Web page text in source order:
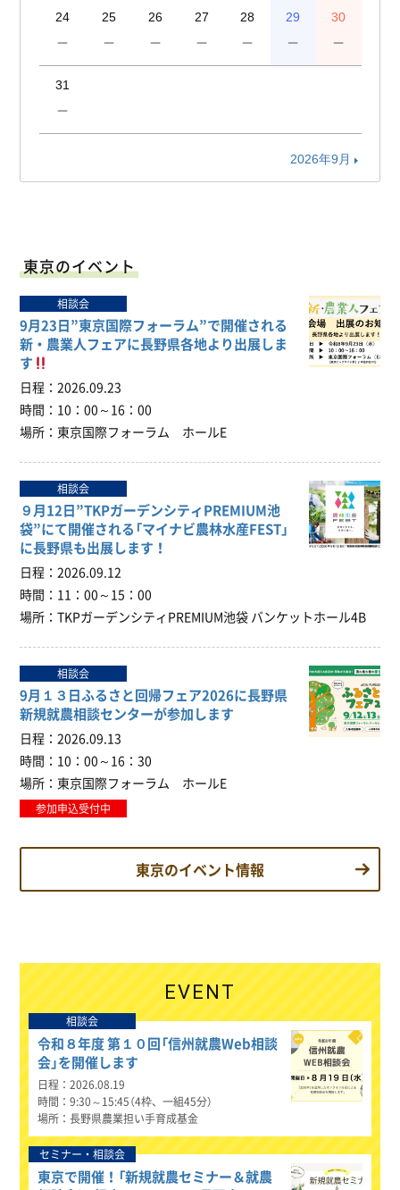
24
－
25
－
26
－
27
－
28
－
29
－
30
－
31
－
2026年9月
東京のイベント
相談会
9月23日”東京国際フォーラム”で開催される
新・農業人フェアに長野県各地より出展しま
す
日程
2026.09.23
時間
10：00～16：00
場所
東京国際フォーラム ホールE
相談会
９月12日”TKPガーデンシティPREMIUM池
袋”にて開催される「マイナビ農林水産FEST」
に長野県も出展します！
日程
2026.09.12
時間
11：00～15：00
場所
TKPガーデンシティPREMIUM池袋 バンケットホール4B
相談会
9月１３日ふるさと回帰フェア2026に長野県
新規就農相談センターが参加します
日程
2026.09.13
時間
10：00～16：30
場所
東京国際フォーラム ホールE
参加申込受付中
東京のイベント情報
EVENT
相談会
令和８年度 第１０回「信州就農Web相談
会」を開催します
日程
2026.08.19
時間
9:30～15:45（4枠、一組45分）
場所
長野県農業担い手育成基金
セミナー・相談会
東京で開催！「新規就農セミナー＆就農